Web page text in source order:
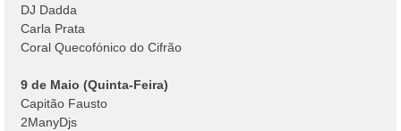
DJ Dadda
Carla Prata
Coral Quecofónico do Cifrão
9 de Maio (Quinta-Feira)
Capitão Fausto
2ManyDjs